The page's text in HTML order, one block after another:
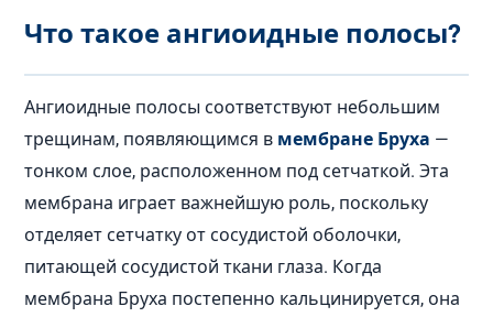
Что такое ангиоидные полосы?
Ангиоидные полосы соответствуют небольшим
трещинам, появляющимся в мембране Бруха —
тонком слое, расположенном под сетчаткой. Эта
мембрана играет важнейшую роль, поскольку
отделяет сетчатку от сосудистой оболочки,
питающей сосудистой ткани глаза. Когда
мембрана Бруха постепенно кальцинируется, она